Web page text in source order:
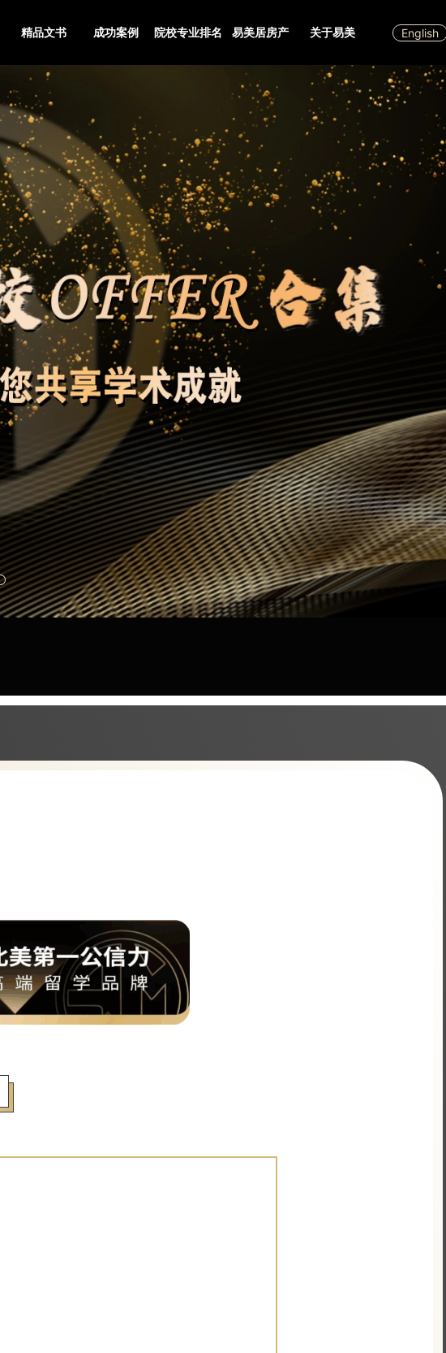
精品文书 成功案例 院校专业排名 易美居房产 关于易美 English